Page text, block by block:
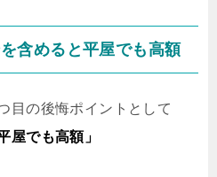
含めると平屋でも高額
目の後悔ポイントとして
屋でも高額」